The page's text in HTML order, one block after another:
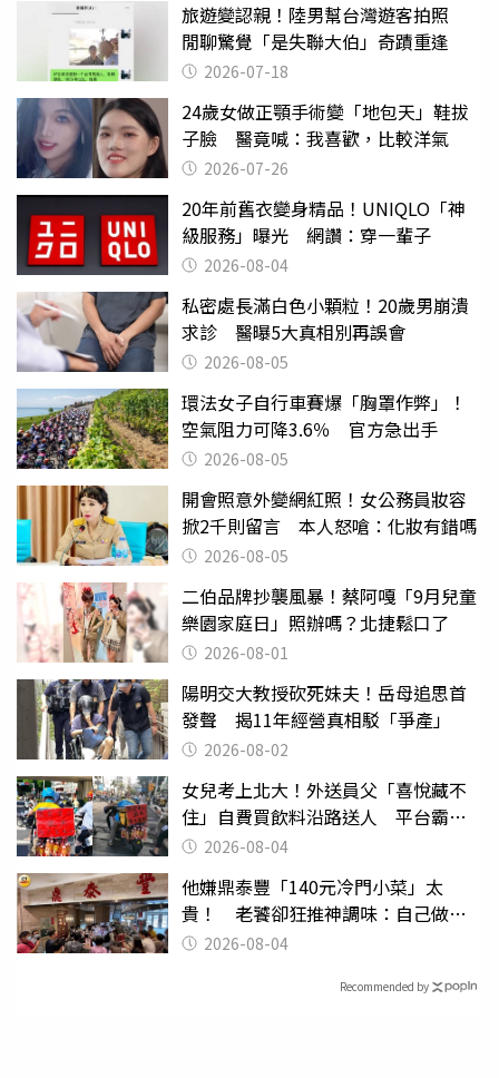
旅遊變認親！陸男幫台灣遊客拍照
閒聊驚覺「是失聯大伯」奇蹟重逢
2026-07-18
24歲女做正顎手術變「地包天」鞋拔
子臉 醫竟喊：我喜歡，比較洋氣
2026-07-26
20年前舊衣變身精品！UNIQLO「神
級服務」曝光 網讚：穿一輩子
2026-08-04
私密處長滿白色小顆粒！20歲男崩潰
求診 醫曝5大真相別再誤會
2026-08-05
環法女子自行車賽爆「胸罩作弊」！
空氣阻力可降3.6％ 官方急出手
2026-08-05
開會照意外變網紅照！女公務員妝容
掀2千則留言 本人怒嗆：化妝有錯嗎
2026-08-05
二伯品牌抄襲風暴！蔡阿嘎「9月兒童
樂園家庭日」照辦嗎？北捷鬆口了
2026-08-01
陽明交大教授砍死妹夫！岳母追思首
發聲 揭11年經營真相駁「爭產」
2026-08-02
女兒考上北大！外送員父「喜悅藏不
住」自費買飲料沿路送人 平台霸氣
幫付學費
2026-08-04
他嫌鼎泰豐「140元冷門小菜」太
貴！ 老饕卻狂推神調味：自己做不
出來2026-08-04
Recommended by